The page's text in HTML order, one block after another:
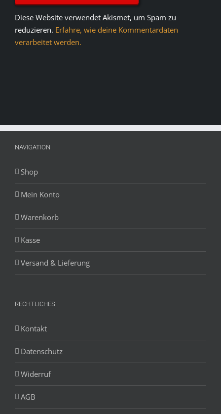
Diese Website verwendet Akismet, um Spam zu
reduzieren. Erfahre, wie deine Kommentardaten
verarbeitet werden.
NAVIGATION
Shop
Mein Konto
Warenkorb
Kasse
Versand & Lieferung
RECHTLICHES
Kontakt
Datenschutz
Widerruf
AGB